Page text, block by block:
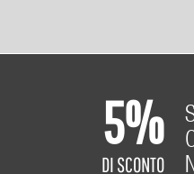
5%
DI SCONTO